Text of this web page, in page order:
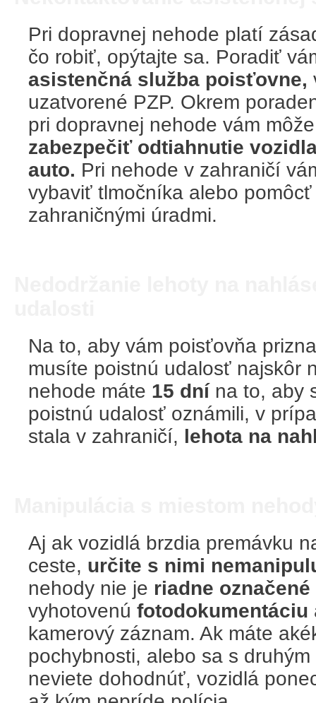
Pri dopravnej nehode platí
čo robiť, opýtajte sa. Poradiť
asistenčná služba poisťovne,
uzatvorené PZP. Okrem
pri dopravnej nehode vám
zabezpečiť odtiahnutie
auto. Pri nehode v zahraničí
vybaviť tlmočníka alebo
zahraničnými úradmi.
Na to, aby vám poisťovňa
musíte poistnú udalosť najskôr
nehode máte 15 dnína to, aby
poistnú udalosť oznámili, v
stala v zahraničí, lehota na
Aj ak vozidlá brzdia premávku
ceste, určite s nimi
nehody nie je riadne označené
vyhotovenú fotodokumentáciu
kamerový záznam. Ak máte
pochybnosti, alebo sa s
neviete dohodnúť, vozidlá